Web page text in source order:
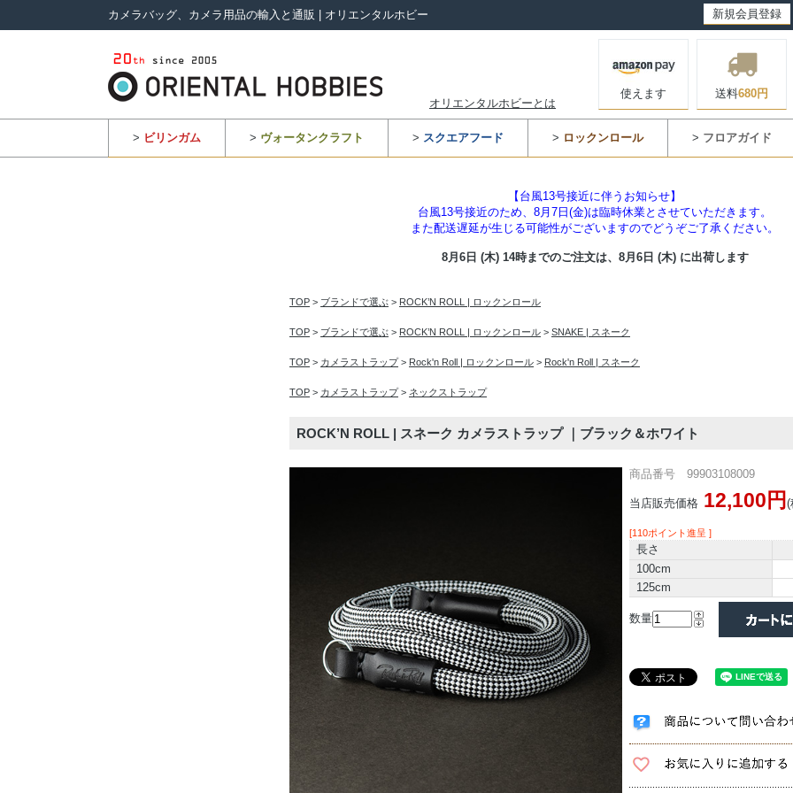
カメラバッグ、カメラ用品の輸入と通販 | オリエンタルホビー 新規会員登録
オリエンタルホビーとは
使えます 送料680円
> ビリンガム > ヴォータンクラフト > スクエアフード > ロックンロール > フロアガイド
【台風13号接近に伴うお知らせ】
台風13号接近のため、8月7日(金)は臨時休業とさせていただきます。
また配送遅延が生じる可能性がございますのでどうぞご了承ください。
8月6日 (木) 14時までのご注文は、 8月6日 (木) に出荷します
TOP > ブランドで選ぶ > ROCK’N ROLL | ロックンロール
TOP > ブランドで選ぶ > ROCK’N ROLL | ロックンロール > SNAKE | スネーク
TOP > カメラストラップ> Rock'n Roll | ロックンロール > Rock'n Roll | スネーク
TOP > カメラストラップ> ネックストラップ
ROCK’N ROLL | スネーク カメラストラップ ｜ブラック＆ホワイト
商品番号 99903108009
当店販売価格 12,100円(
[110ポイント進呈 ]
長さ
100cm
125cm
数量